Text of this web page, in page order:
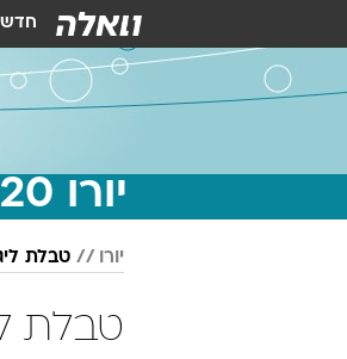
יורו 2020
יורו טבלת ליגה